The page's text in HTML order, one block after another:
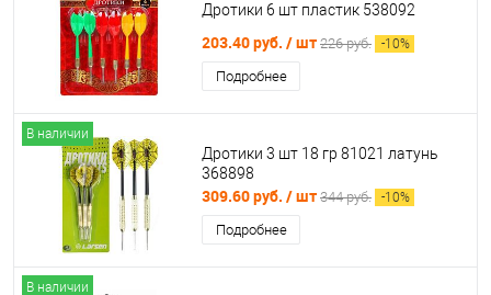
Дротики 6 шт пластик 538092
203.40 руб. / шт 226 руб. -10%
Подробнее
В наличии
Дротики 3 шт 18 гр 81021 латунь
368898
309.60 руб. / шт 344 руб. -10%
Подробнее
В наличии